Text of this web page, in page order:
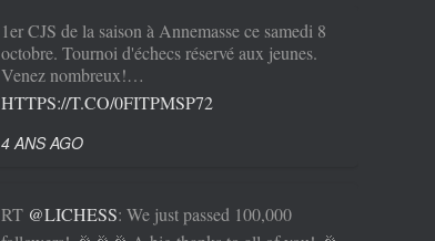
1er CJS de la saison à Annemasse ce samedi 8
octobre. Tournoi d'échecs réservé aux jeunes.
Venez nombreux!…
HTTPS://T.CO/0FITPMSP72
4 ANS AGO
RT @LICHESS: We just passed 100,000